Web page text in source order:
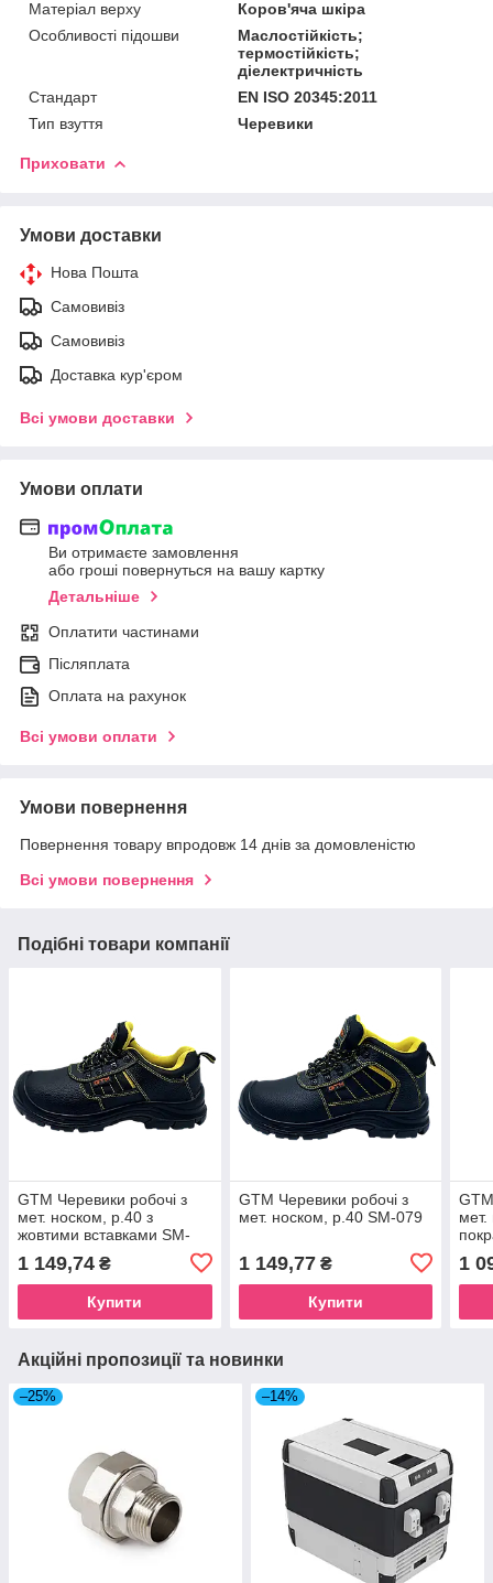
Матеріал верху
Коров'яча шкіра
Особливості підошви
Маслостійкість;
термостійкість;
діелектричність
Стандарт
EN ISO 20345:2011
Тип взуття
Черевики
Приховати
Умови доставки
Нова Пошта
Самовивіз
Самовивіз
Доставка кур'єром
Всі умови доставки
Умови оплати
Ви отримаєте замовлення
або гроші повернуться на вашу картку
Детальніше
Оплатити частинами
Післяплата
Оплата на рахунок
Всі умови оплати
Умови повернення
Повернення товару впродовж 14 днів за домовленістю
Всі умови повернення
Подібні товари компанії
GTM Черевики робочі з
мет. носком, р.40 з
жовтими вставками SM-
1 149,74 ₴
Купити
GTM Черевики робочі з
мет. носком, р.40 SM-079
1 149,77₴
Купити
мет.
1
Акційні пропозиції та новинки
–25% –14%